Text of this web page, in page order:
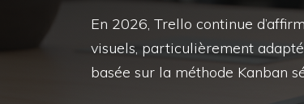
En 2026, Trello continue
visuels, particulièrement
basée sur la méthode Kanban